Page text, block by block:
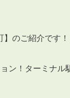
3POINT
のご紹介です！
ン！ターミナ